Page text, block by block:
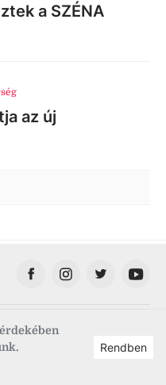
Rendben
a SZÉNA
az új